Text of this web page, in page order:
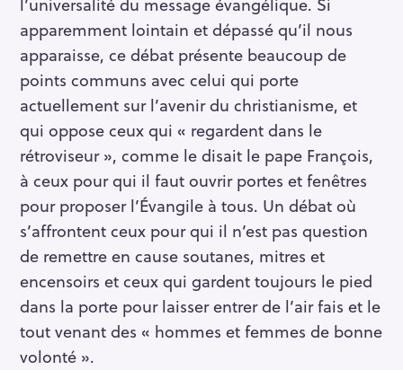
apparemment lointain et dépassé qu’il nous
apparaisse, ce débat présente beaucoup de
points communs avec celui qui porte
actuellement sur l’avenir du christianisme, et
qui oppose ceux qui « regardent dans le
rétroviseur », comme le disait le pape François,
à ceux pour qui il faut ouvrir portes et fenêtres
pour proposer l’Évangile à tous. Un débat où
s’affrontent ceux pour qui il n’est pas question
de remettre en cause soutanes, mitres et
encensoirs et ceux qui gardent toujours le pied
dans la porte pour laisser entrer de l’air fais et le
tout venant des « hommes et femmes de bonne
volonté ».